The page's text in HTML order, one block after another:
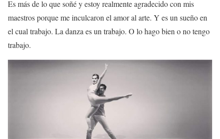
Es más de lo que soñé y estoy realmente agradecido con mis
maestros porque me inculcaron el amor al arte. Y es un sueño en
el cual trabajo. La danza es un trabajo. O lo hago bien o no tengo
trabajo.